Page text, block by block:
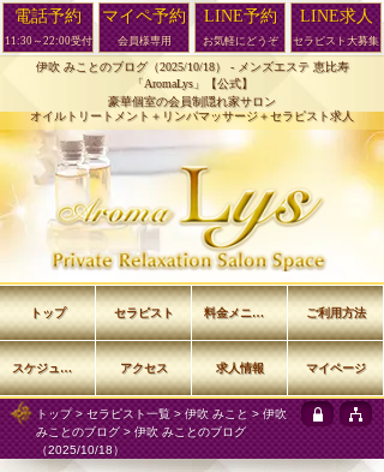
伊吹 みことのブログ（2025/10/18） - メンズエステ 恵比寿
「AromaLys」【公式】
豪華個室の会員制隠れ家サロン
オイルトリートメント＋リンパマッサージ＋セラピスト求人
トップ> セラピスト一覧 >伊吹 みこと > 伊吹
みことのブログ > 伊吹 みことのブログ
（2025/10/18）
トップ セラピスト 料金メニュー ご利用方法
スケジュール アクセス 求人情報 マイページ
電話予約
11:30～22:00受付
マイペ予約
会員様専用
LINE予約
お気軽にどうぞ
LINE求人
セラピスト大募集